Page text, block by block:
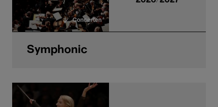
Concerten
Symphonic